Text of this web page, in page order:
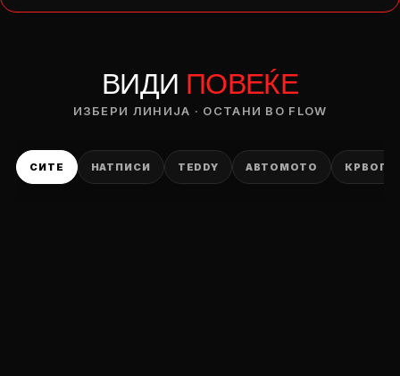
ВИДИ ПОВЕЌЕ
ИЗБЕРИ ЛИНИЈА · ОСТАНИ ВО FLOW
СИТЕ НАТПИСИ TEDDY АВТОМОТО